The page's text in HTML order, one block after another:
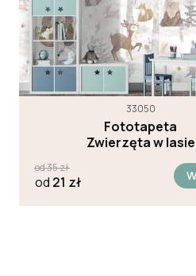
33050
Fototapeta
Zwierzęta w lasie
od35zł
od 21 zł